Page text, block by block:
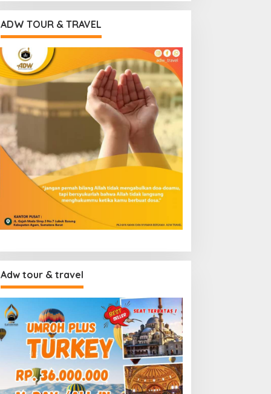
ADW TOUR & TRAVEL
Adw tour & travel